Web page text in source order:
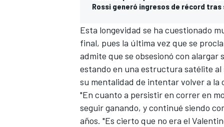
Rossi generó ingresos de récord tras
Esta longevidad se ha cuestionado
final, pues la última vez que se
admite que se obsesionó con
estando en una estructura satélite
su mentalidad de intentar volver a la
"En cuanto a persistir en correr en
seguir ganando, y continué siendo
años. "Es cierto que no era el